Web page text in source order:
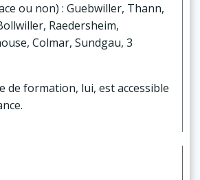
ou non) : Guebwiller, Thann,
Raedersheim,
Colmar, Sundgau, 3
de formation, lui, est accessible